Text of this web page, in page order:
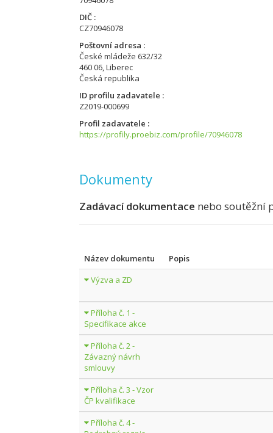
DIČ
CZ70946078
Poštovní adresa
České mládeže 632/32
460 06, Liberec
Česká republika
ID profilu zadavatele
Z2019-000699
Profil zadavatele
https://profily.proebiz.com/profile/70946078
Dokumenty
Zadávací dokumentace nebo soutěžní
Název dokumentu
Popis
Výzva a ZD
Příloha č. 1 -
Specifikace akce
Příloha č. 2 -
Závazný návrh
smlouvy
Příloha č. 3 - Vzor
ČP kvalifikace
Příloha č. 4 -